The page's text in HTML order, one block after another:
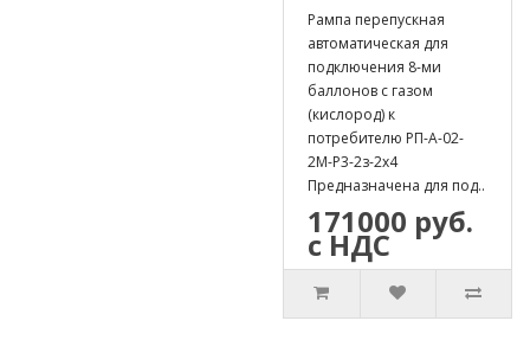
Рампа перепускная
автоматическая для
подключения 8-ми
баллонов с газом
(кислород) к
потребителю РП-А-02-
2М-Р3-2з-2х4
Предназначена для под..
171000 руб.
с НДС